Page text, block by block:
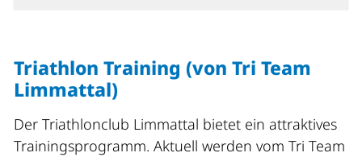
Triathlon Training (von Tri Team
Limmattal)
Der Triathlonclub Limmattal bietet ein attraktives
Trainingsprogramm. Aktuell werden vom Tri Team